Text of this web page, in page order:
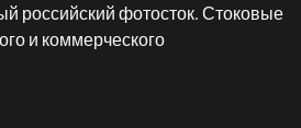
российский фотосток. Стоковые
и коммерческого